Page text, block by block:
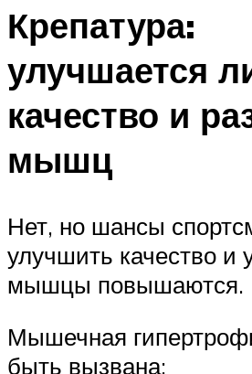
Крепатура:
улучшается
качество и
мышц
Нет, но шансы
улучшить качество и
мышцы повышаются.
Мышечная
быть вызвана: